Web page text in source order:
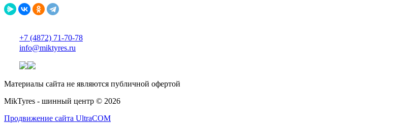
+7 (4872) 71-70-78
info@miktyres.ru
Материалы сайта не являются публичной офертой
MikTyres - шинный центр © 2026
Продвижение сайта UltraCOM